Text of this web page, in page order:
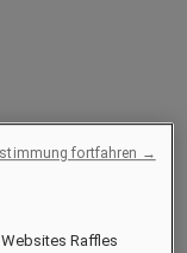
Raffles
fortfahren →